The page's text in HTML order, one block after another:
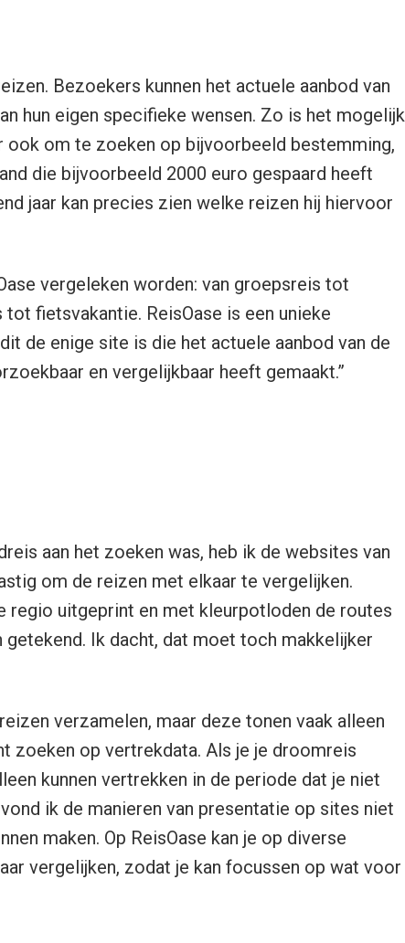
Bezoekers kunnen het actuele aanbod van
hun eigen specifieke wensen. Zo is het mogelijk
ook om te zoeken op bijvoorbeeld bestemming,
die bijvoorbeeld 2000 euro gespaard heeft
jaar kan precies zien welke reizen hij hiervoor
vergeleken worden: van groepsreis tot
fietsvakantie. ReisOase is een unieke
de enige site is die het actuele aanbod van de
en vergelijkbaar heeft gemaakt.”
aan het zoeken was, heb ik de websites van
om de reizen met elkaar te vergelijken.
regio uitgeprint en met kleurpotloden de routes
Ik dacht, dat moet toch makkelijker
verzamelen, maar deze tonen vaak alleen
zoeken op vertrekdata. Als je je droomreis
kunnen vertrekken in de periode dat je niet
ik de manieren van presentatie op sites niet
maken. Op ReisOase kan je op diverse
vergelijken, zodat je kan focussen op wat voor